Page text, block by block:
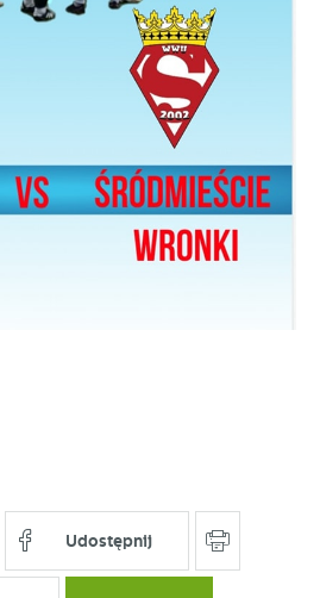
Udostępnij
nasze treści w postaci
mediów